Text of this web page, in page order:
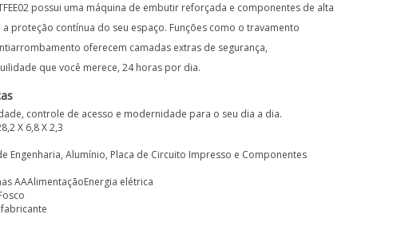
possui uma máquina de embutir reforçada e componentes de alta
proteção contínua do seu espaço. Funções como o travamento
oferecem camadas extras de segurança,
que você merece, 24 horas por dia.
controle de acesso e modernidade para o seu dia a dia.
X 6,8 X 2,3
Engenharia, Alumínio, Placa de Circuito Impresso e Componentes
AAAlimentaçãoEnergia elétrica